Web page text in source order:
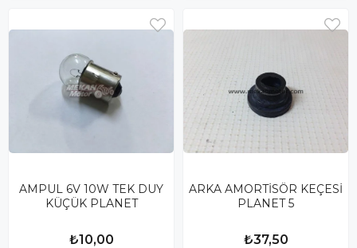
AMPUL 6V 10W TEK DUY
KÜÇÜK PLANET
₺10,00
ARKA AMORTİSÖR KEÇESİ
PLANET 5
₺37,50